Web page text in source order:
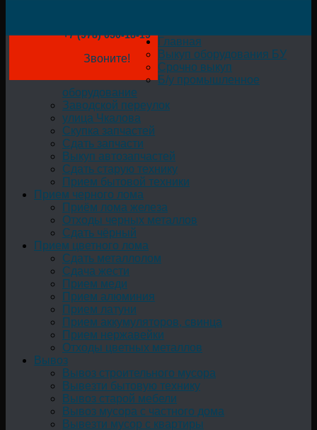
+7 (978) 050-18-19
Звоните!
Главная
Выкуп оборудования БУ
Срочно выкуп
Б/у промышленное
оборудование
Заводской переулок
улица Чкалова
Скупка запчастей
Сдать запчасти
Выкуп автозапчастей
Сдать старую технику
Прием бытовой техники
Прием черного лома
Приём лома железа
Отходы черных металлов
Сдать чёрный
Прием цветного лома
Сдать металлолом
Сдача жести
Прием меди
Прием алюминия
Прием латуни
Прием аккумуляторов, свинца
Прием нержавейки
Отходы цветных металлов
Вывоз
Вывоз строительного мусора
Вывезти бытовую технику
Вывоз старой мебели
Вывоз мусора с частного дома
Вывезти мусор с квартиры